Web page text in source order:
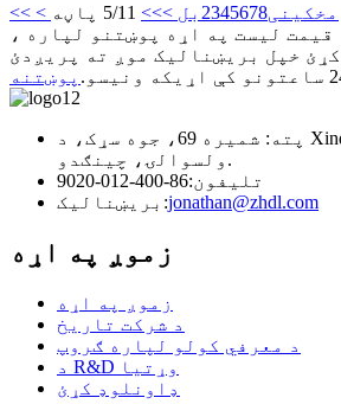
<<
< مخکینی 2345678 بل >>> 5/11 پاڼه
قیمت لیست په اړه پوښتنو لپاره ،
خپل بریښنالیک موږ ته پریږدئ
پوښتنه
پته: شمیره 69، جوه سړک، د Xindu صنعتي ختیځ
ولسوالۍ، چینګدو.
تلیفون:86-400-012-9020
بریښنالیک:jonathan@zhdl.com
زموږ په اړه
زموږ په اړه
د شرکت تاریخ
د معرفي کولو لپاره ګروپ
د R&D وړتیا
ډاونلوډ کړئ